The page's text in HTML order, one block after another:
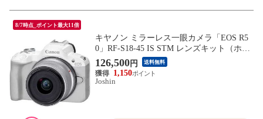
8/7時点_ポイント最大11倍
キヤノン ミラーレス一眼カメラ「EOS R5
0」RF-S18-45 IS STM レンズキット（ホワ
イト） Canon EOSR50WH-1845ISSTMLK
【返品種別A】
126,500円 送料無料
1,150
Joshin